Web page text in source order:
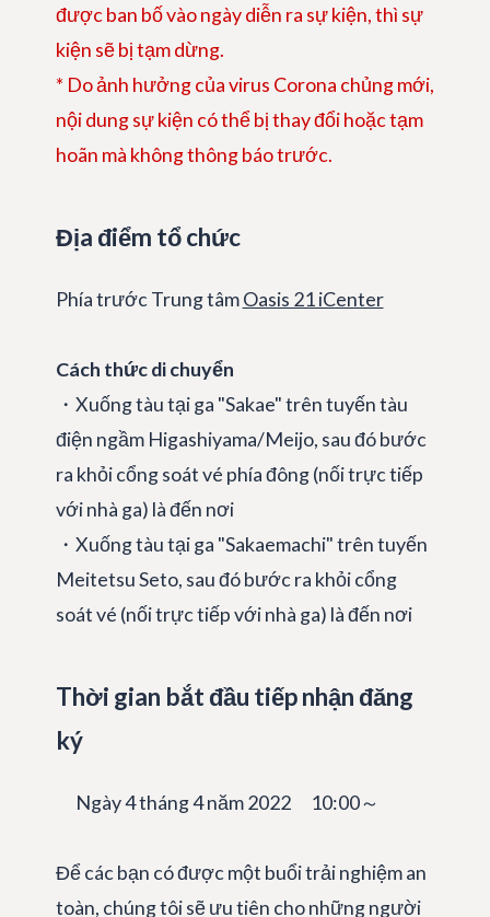
được ban bố vào ngày diễn ra sự kiện, thì sự
kiện sẽ bị tạm dừng.
* Do ảnh hưởng của virus Corona chủng mới,
nội dung sự kiện có thể bị thay đổi hoặc tạm
hoãn mà không thông báo trước.
Địa điểm tổ chức
Phía trước Trung tâmOasis 21 iCenter
Cách thức di chuyển
・Xuống tàu tại ga "Sakae" trên tuyến tàu
điện ngầm Higashiyama/Meijo, sau đó bước
ra khỏi cổng soát vé phía đông (nối trực tiếp
với nhà ga) là đến nơi
・Xuống tàu tại ga "Sakaemachi" trên tuyến
Meitetsu Seto, sau đó bước ra khỏi cổng
soát vé (nối trực tiếp với nhà ga) là đến nơi
Thời gian bắt đầu tiếp nhận đăng
ký
Ngày 4 tháng 4 năm 2022 10:00～
Để các bạn có được một buổi trải nghiệm an
toàn, chúng tôi sẽ ưu tiên cho những người